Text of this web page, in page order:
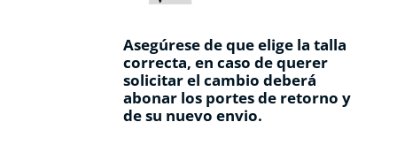
Asegúrese de que elige la talla
correcta, en caso de querer
solicitar el cambio deberá
abonar los portes de retorno y
de su nuevo envio.